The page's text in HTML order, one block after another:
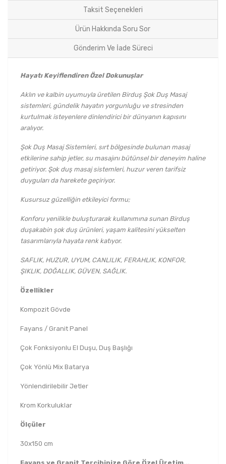
Taksit Seçenekleri
Ürün Hakkında Soru Sor
Gönderim Ve İade Süreci
Hayatı Keyiflendiren Özel Dokunuşlar
Aklın ve kalbin uyumuyla üretilen Birduş Şok Duş Masaj
sistemleri, gündelik hayatın yorgunluğu ve stresinden
kurtulmak isteyenlere dinlendirici bir dünyanın kapısını
aralıyor.
Şok Duş Masaj Sistemleri, sırt bölgesinde bulunan masaj
etkilerine sahip jetler, su masajını bütünsel bir deneyim haline
getiriyor. Şok duş masaj sistemleri, huzur veren tarifsiz
duyguları da harekete geçiriyor.
Kusursuz güzelliğin etkileyici formu;
Konforu yenilikle buluşturarak kullanımına sunan Birduş
duşakabin şok duş ürünleri, yaşam kalitesini yükselten
tasarımlarıyla hayata renk katıyor.
SAFLIK, HUZUR, UYUM, CANLILIK, FERAHLIK, KONFOR,
ŞIKLIK, DOĞALLIK, GÜVEN, SAĞLIK.
Özellikler
Kompozit Gövde
Fayans / Granit Panel
Çok Fonksiyonlu El Duşu, Duş Başlığı
Çok Yönlü Mix Batarya
Yönlendirilebilir Jetler
Krom Korkuluklar
Ölçüler
30x150 cm